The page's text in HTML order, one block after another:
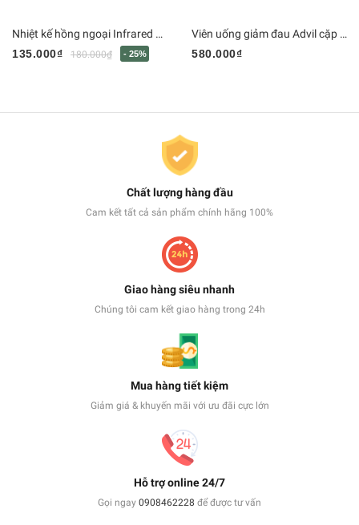
Nhiệt kế hồng ngoại Infrared Thermometer DT - 8826
135.000₫
180.000₫ - 25%
Viên uống giảm đau Advil cặp 240 viên
580.000₫
Chất lượng hàng đầu
Cam kết tất cả sản phẩm chính hãng 100%
Giao hàng siêu nhanh
Chúng tôi cam kết giao hàng trong 24h
Mua hàng tiết kiệm
Giảm giá & khuyến mãi với ưu đãi cực lớn
Hỗ trợ online 24/7
Gọi ngay 0908462228 để được tư vấn